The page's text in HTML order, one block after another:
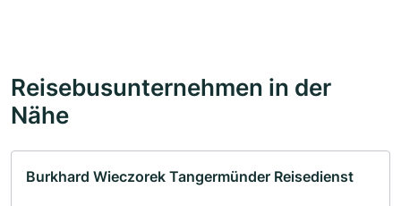
Reisebusunternehmen in der
Nähe
Burkhard Wieczorek Tangermünder Reisedienst